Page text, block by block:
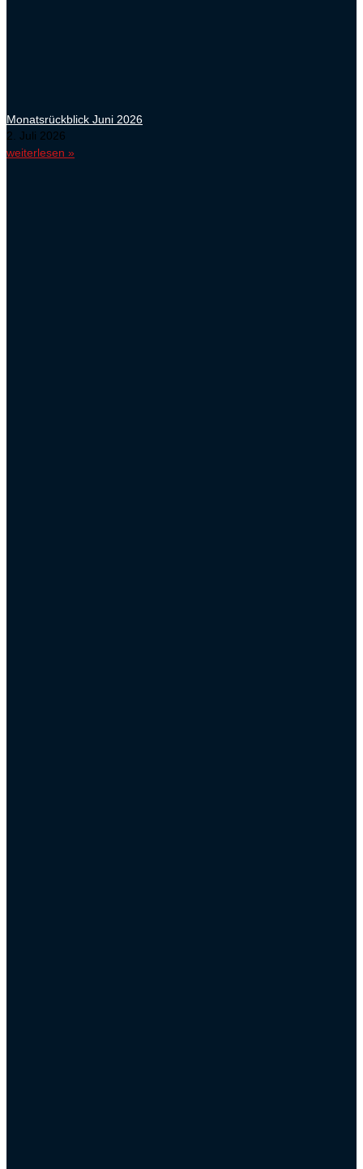
Monatsrückblick Juni 2026
2. Juli 2026
weiterlesen »